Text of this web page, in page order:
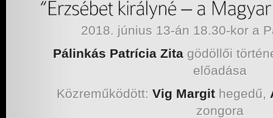
2018. június 13-án 18.30-kor a
Pálinkás Patrícia Zita gödöllői
előadása
Közreműködött: Vig Margithegedű,
zongora